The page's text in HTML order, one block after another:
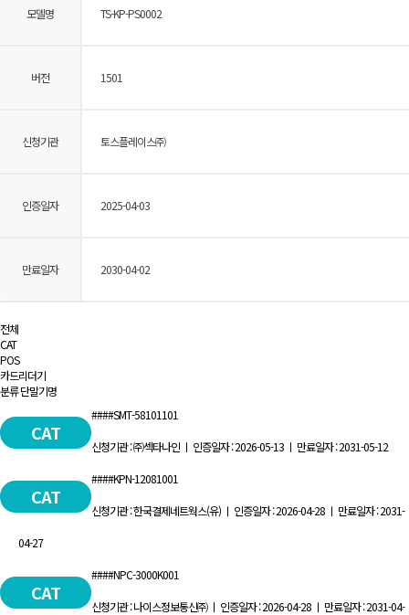
모델명 TS-KP-PS0002
버전 1501
신청기관 토스플레이스㈜
인증일자 2025-04-03
만료일자 2030-04-02
전체
CAT
POS
카드리더기
분류단말기명
CAT
####SMT-58101101
신청기관 : ㈜섹타나인 ㅣ 인증일자 : 2026-05-13 ㅣ 만료일자 : 2031-05-12
CAT
####KPN-12081001
신청기관 : 한국결제네트웍스(유) ㅣ 인증일자 : 2026-04-28 ㅣ 만료일자 : 2031-
04-27
CAT
####NPC-3000K001
신청기관 : 나이스정보통신㈜ ㅣ 인증일자 : 2026-04-28 ㅣ 만료일자 : 2031-04-